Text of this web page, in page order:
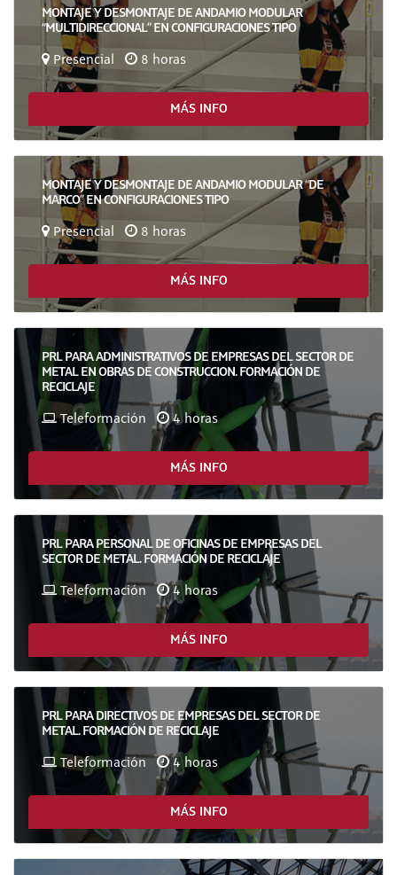
MONTAJE Y DESMONTAJE DE ANDAMIO MODULAR
“MULTIDIRECCIONAL” EN CONFIGURACIONES TIPO
Presencial 8 horas
MÁS INFO
MONTAJE Y DESMONTAJE DE ANDAMIO MODULAR “DE
MARCO” EN CONFIGURACIONES TIPO
Presencial 8 horas
MÁS INFO
PRL PARA ADMINISTRATIVOS DE EMPRESAS DEL SECTOR DE
METAL EN OBRAS DE CONSTRUCCION. FORMACIÓN DE
RECICLAJE
Teleformación 4 horas
MÁS INFO
PRL PARA PERSONAL DE OFICINAS DE EMPRESAS DEL
SECTOR DE METAL. FORMACIÓN DE RECICLAJE
Teleformación 4 horas
MÁS INFO
PRL PARA DIRECTIVOS DE EMPRESAS DEL SECTOR DE
METAL. FORMACIÓN DE RECICLAJE
Teleformación 4 horas
MÁS INFO